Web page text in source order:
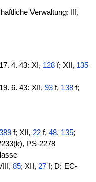
Verwaltung: III,
4. 43: XI, 128f; XII, 135
6. 43: XII, 93f, 138f;
f; XII, 22f, 48, 135;
PS-2278
85; XII,27 f; D: EC-